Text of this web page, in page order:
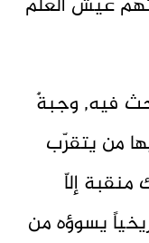
فيه, وجبةٌ
من يتقرّب
منقبة إلاّ
يسوؤه من